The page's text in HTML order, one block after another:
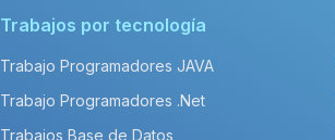
Trabajos por tecnología
Trabajo Programadores JAVA
Trabajo Programadores .Net
Trabajos Base de Datos